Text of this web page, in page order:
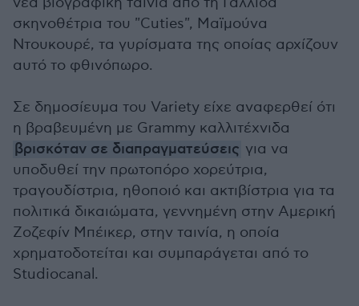
σκηνοθέτρια του "Cuties", Μαϊμούνα
Ντουκουρέ, τα γυρίσματα της οποίας αρχίζουν
αυτό το φθινόπωρο.
Σε δημοσίευμα του Variety είχε αναφερθεί ότι
η βραβευμένη με Grammy καλλιτέχνιδα
βρισκόταν σε διαπραγματεύσεις για να
υποδυθεί την πρωτοπόρο χορεύτρια,
τραγουδίστρια, ηθοποιό και ακτιβίστρια για τα
πολιτικά δικαιώματα, γεννημένη στην Αμερική
Ζοζεφίν Μπέικερ, στην ταινία, η οποία
χρηματοδοτείται και συμπαράγεται από το
Studiocanal.